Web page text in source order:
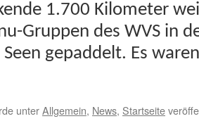
1.700 Kilo­me­ter
Grup­pen des WVS in
Seen gepad­delt. Es
unterAllgemein, News, Startseite